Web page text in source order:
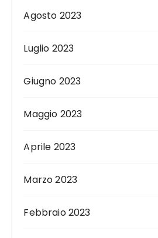
Agosto 2023
Luglio 2023
Giugno 2023
Maggio 2023
Aprile 2023
Marzo 2023
Febbraio 2023